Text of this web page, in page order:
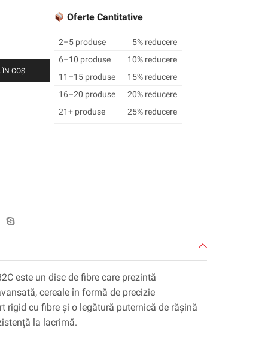
ÎN COȘ
Oferte Cantitative
2–5 produse
5% reducere
6–10 produse
10% reducere
11–15 produse
15% reducere
16–20 produse
20% reducere
21+ produse
25% reducere
este un disc de fibre care prezintă
cereale în formă de precizie
rigid cu fibre și o legătură puternică de rășină
la lacrimă.